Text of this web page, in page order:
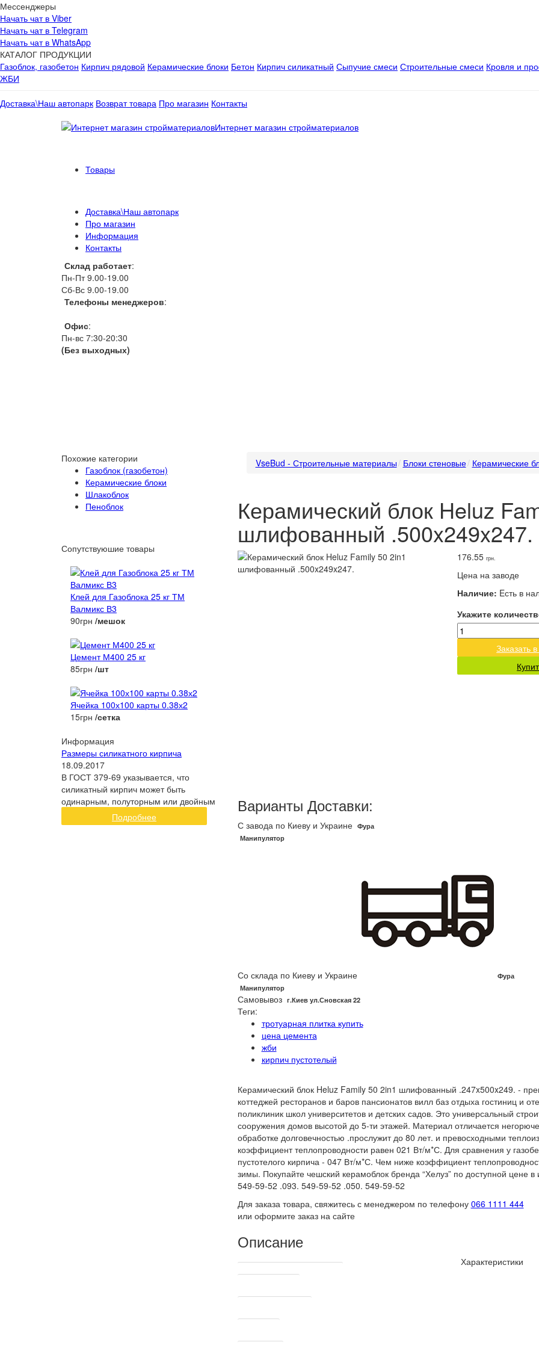
Мессенджеры
Начать чат в Viber
Начать чат в Telegram
Начать чат в WhatsApp
КАТАЛОГ ПРОДУКЦИИ
Газоблок, газобетон Кирпич рядовой Керамические блоки Бетон Кирпич силикатный Сыпучие смеси Строительные смеси Кровля и
ЖБИ
Доставка\Наш автопарк Возврат товара Про магазин Контакты
Интернет магазин стройматериалов
Товары
Доставка\Наш автопарк
Про магазин
Информация
Контакты
Склад работает:
Пн-Пт 9.00-19.00
Сб-Вс 9.00-19.00
Телефоны менеджеров:
Офис:
Пн-вс 7:30-20:30
(Без выходных)
Похожие категории
Газоблок (газобетон)
Керамические блоки
Шлакоблок
Пеноблок
Сопутствуюшие товары
Клей для Газоблока 25 кг ТМ
Валмикс В3
90грн /мешок
Цемент М400 25 кг
85грн /шт
Ячейка 100х100 карты 0.38х2
15грн /сетка
Информация
Размеры силикатного кирпича
18.09.2017
В ГОСТ 379-69 указывается, что
силикатный кирпич может быть
одинарным, полуторным или двойным
Подробнее
VseBud - Строительные материалы Блоки стеновые Керамические
Керамический блок Heluz
шлифованный .500x249x247.
176.55грн.
Цена на заводе
Наличие: Eсть в
Укажите
Заказать
Варианты Доставки:
С завода по Киеву и Украине Фура
Манипулятор
Со склада по Киеву и Украине
Фура
Манипулятор
Самовывоз г.Киев ул.Сновская 22
Теги:
тротуарная плитка купить
цена цемента
жби
кирпич пустотелый
Керамический блок Heluz Family 50 2in1 шлифованный .247x500x249. -
коттеджей ресторанов и баров пансионатов вилл баз отдыха гостиниц и
поликлиник школ университетов и детских садов. Это универсальный
сооружения домов высотой до 5-ти этажей. Материал отличается
обработке долговечностью .прослужит до 80 лет. и превосходными
коэффициент теплопроводности равен 021 Вт/м*С. Для сравнения у
пустотелого кирпича - 047 Вт/м*С. Чем ниже коэффициент
зимы. Покупайте чешский керамоблок бренда “Хелуз” по доступной цене
549-59-52 .093. 549-59-52 .050. 549-59-52
Для заказа товара, свяжитесь с менеджером по телефону 066 1111 444
или оформите заказ на сайте
Описание
Характеристики
Технические характеристики